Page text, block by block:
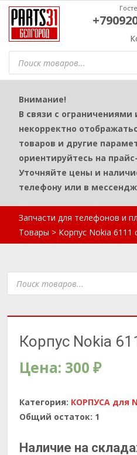
Поиск
товаров
Внимание!
В связи с ограничениями
некорректно
товаров и другие
ориентируйтесь на
Уточняйте цены и
телефону или в
Запчасти для телефонов и
Товары > Корпус Nokia 6111
Поиск
товаров
Корпус Nokia
Цена: 300 ₽
Категория: КОРПУСА для
Общий остаток: 1
Наличие на